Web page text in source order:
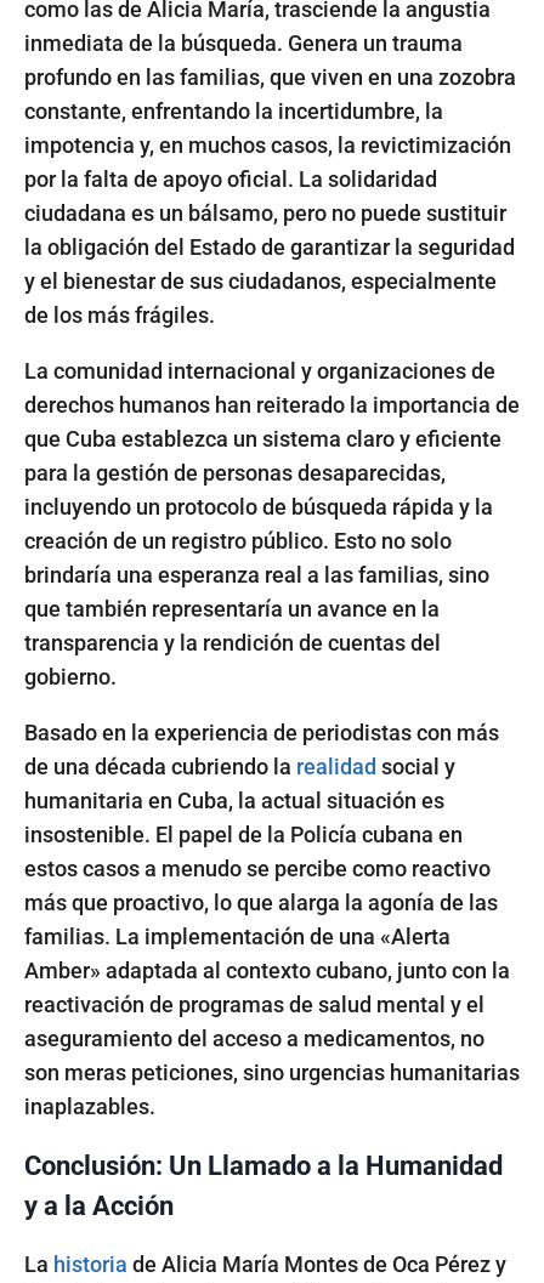
como las de Alicia María, trasciende la angustia
inmediata de la búsqueda. Genera un trauma
profundo en las familias, que viven en una zozobra
constante, enfrentando la incertidumbre, la
impotencia y, en muchos casos, la revictimización
por la falta de apoyo oficial. La solidaridad
ciudadana es un bálsamo, pero no puede sustituir
la obligación del Estado de garantizar la seguridad
y el bienestar de sus ciudadanos, especialmente
de los más frágiles.
La comunidad internacional y organizaciones de
derechos humanos han reiterado la importancia de
que Cuba establezca un sistema claro y eficiente
para la gestión de personas desaparecidas,
incluyendo un protocolo de búsqueda rápida y la
creación de un registro público. Esto no solo
brindaría una esperanza real a las familias, sino
que también representaría un avance en la
transparencia y la rendición de cuentas del
gobierno.
Basado en la experiencia de periodistas con más
de una década cubriendo la realidad social y
humanitaria en Cuba, la actual situación es
insostenible. El papel de la Policía cubana en
estos casos a menudo se percibe como reactivo
más que proactivo, lo que alarga la agonía de las
familias. La implementación de una «Alerta
Amber» adaptada al contexto cubano, junto con la
reactivación de programas de salud mental y el
aseguramiento del acceso a medicamentos, no
son meras peticiones, sino urgencias humanitarias
inaplazables.
Conclusión: Un Llamado a la Humanidad
y a la Acción
La historia de Alicia María Montes de Oca Pérez y